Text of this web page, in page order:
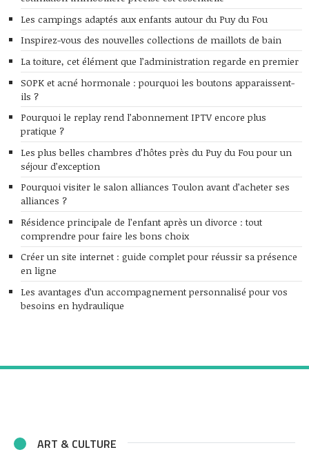
Les campings adaptés aux enfants autour du Puy du Fou
Inspirez-vous des nouvelles collections de maillots de bain
La toiture, cet élément que l’administration regarde en premier
SOPK et acné hormonale : pourquoi les boutons apparaissent-
ils ?
Pourquoi le replay rend l’abonnement IPTV encore plus
pratique ?
Les plus belles chambres d’hôtes près du Puy du Fou pour un
séjour d’exception
Pourquoi visiter le salon alliances Toulon avant d’acheter ses
alliances ?
Résidence principale de l’enfant après un divorce : tout
comprendre pour faire les bons choix
Créer un site internet : guide complet pour réussir sa présence
en ligne
Les avantages d’un accompagnement personnalisé pour vos
besoins en hydraulique
ART & CULTURE